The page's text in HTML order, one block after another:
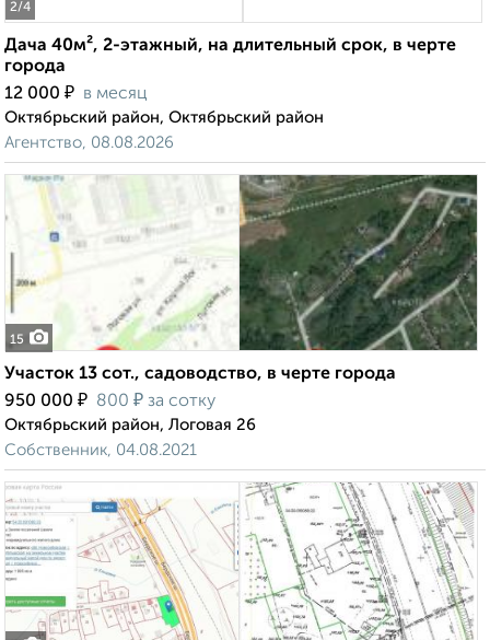
2/4
Дача 40м², 2-этажный, на длительный срок, в черте
города
12 000 ₽ в месяц
Октябрьский район, Октябрьский район
Агентство, 08.08.2026
15
Участок 13 сот., садоводство, в черте города
950 000 ₽ 800 ₽ за сотку
Октябрьский район, Логовая 26
Собственник, 04.08.2021